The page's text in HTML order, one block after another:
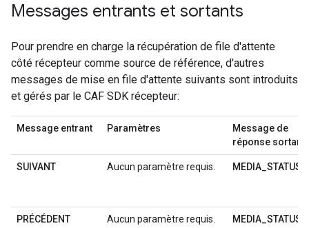
Messages entrants et sortants
Pour prendre en charge la récupération de file d'attente
côté récepteur comme source de référence, d'autres
messages de mise en file d'attente suivants sont introduits
et gérés par le CAF SDK récepteur:
Message entrant Paramètres
Message de
réponse sortant
SUIVANT Aucun paramètre requis. MEDIA_STATUS
PRÉCÉDENT Aucun paramètre requis. MEDIA_STATUS